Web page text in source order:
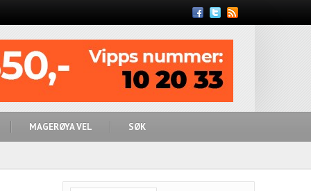
Feed
MAGERØYA VEL SØK